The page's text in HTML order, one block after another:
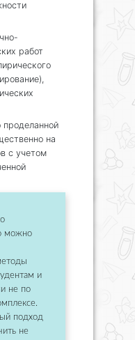
работ
проделанной
на
с учетом
можно
и
не по
подход
не